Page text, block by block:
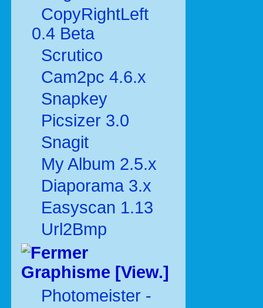
CopyRightLeft
0.4 Beta
Scrutico
Cam2pc 4.6.x
Snapkey
Picsizer 3.0
Snagit
My Album 2.5.x
Diaporama 3.x
Easyscan 1.13
Url2Bmp
Graphisme [View.]
Photomeister -